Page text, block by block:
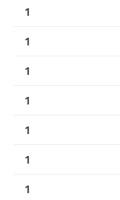
1
1
1
1
1
1
1